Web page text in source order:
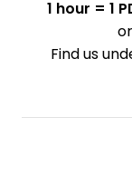
1 hour = 1
Find us